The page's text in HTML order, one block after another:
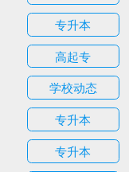
专升本
高起专
学校动态
专升本
专升本